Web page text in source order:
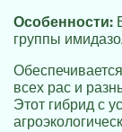
Особенности:
группы
всех рас и
Этот гибрид с